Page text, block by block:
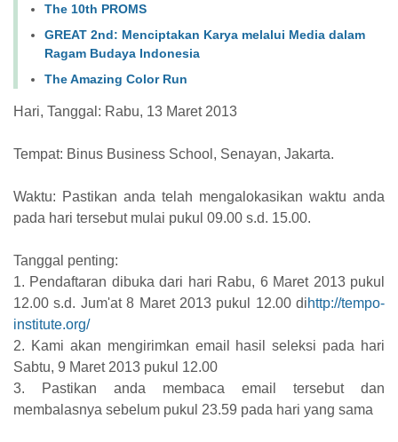
The 10th PROMS
GREAT 2nd: Menciptakan Karya melalui Media dalam
Ragam Budaya Indonesia
The Amazing Color Run
Hari, Tanggal: Rabu, 13 Maret 2013
Tempat: Binus Business School, Senayan, Jakarta.
Waktu: Pastikan anda telah mengalokasikan waktu anda
pada hari tersebut mulai pukul 09.00 s.d. 15.00.
Tanggal penting:
1. Pendaftaran dibuka dari hari Rabu, 6 Maret 2013 pukul
12.00 s.d. Jum'at 8 Maret 2013 pukul 12.00 dihttp://tempo-
institute.org/
2. Kami akan mengirimkan email hasil seleksi pada hari
Sabtu, 9 Maret 2013 pukul 12.00
3. Pastikan anda membaca email tersebut dan
membalasnya sebelum pukul 23.59 pada hari yang sama